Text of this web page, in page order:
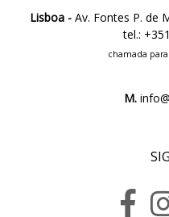
Lisboa - Av. Fontes P. de
tel.:
chamada
M.